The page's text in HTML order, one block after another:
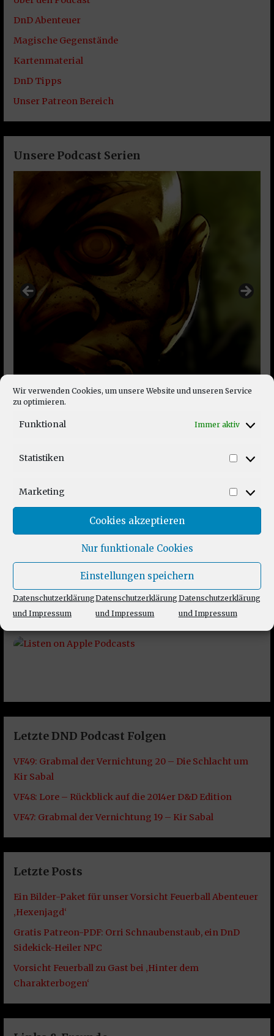
Wir verwenden Cookies, um unsere Website und unseren Service
zu optimieren.
Funktional Immer aktiv
Statistiken
Marketing
Cookies akzeptieren
Nur funktionale Cookies
Einstellungen speichern
Datenschutzerklärung
und Impressum
Datenschutzerklärung
und Impressum
Datenschutzerklärung
und Impressum
DnD Abenteuer
Magische Gegenstände
Kartenmaterial
DnD Tipps
Unser Patreon Bereich
Unsere Podcast Serien
Letzte DND Podcast Folgen
VF49: Grabmal der Vernichtung 20 – Die Schlacht um
Kir Sabal
VF48: Lore – Rückblick auf die 2014er D&D Edition
VF47: Grabmal der Vernichtung 19 – Kir Sabal
Letzte Posts
Ein Bilder-Paket für unser Vorsicht Feuerball Abenteuer
‚Hexenjagd‘
Gratis Patreon-PDF: Orri Schnaubenstaub, ein DnD
Sidekick-Heiler NPC
Vorsicht Feuerball zu Gast bei ‚Hinter dem
Charakterbogen‘